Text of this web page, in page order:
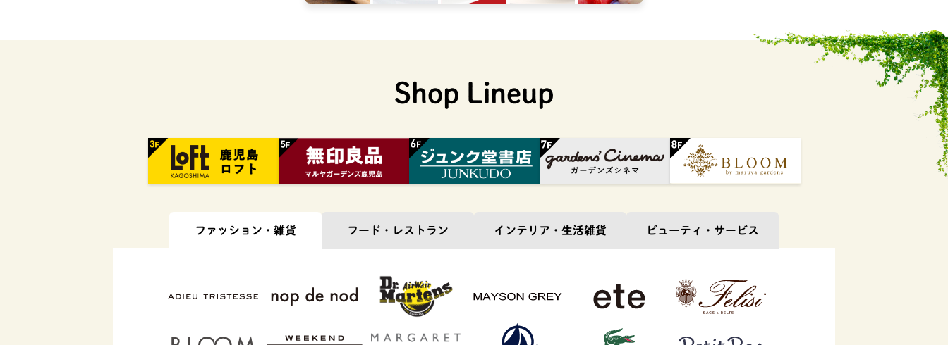
Shop Lineup
ファッション・ 雑貨 フード・ レストラン インテリア・ 生活雑貨 ビューティ・ サービス